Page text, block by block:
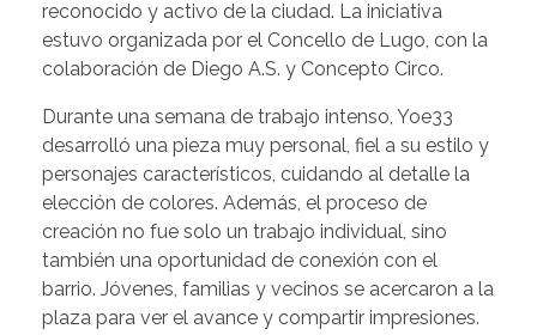
reconocido y activo de la ciudad. La iniciativa
estuvo organizada por el Concello de Lugo, con la
colaboración de Diego A.S. y Concepto Circo.
Durante una semana de trabajo intenso, Yoe33
desarrolló una pieza muy personal, fiel a su estilo y
personajes característicos, cuidando al detalle la
elección de colores. Además, el proceso de
creación no fue solo un trabajo individual, sino
también una oportunidad de conexión con el
barrio. Jóvenes, familias y vecinos se acercaron a la
plaza para ver el avance y compartir impresiones.